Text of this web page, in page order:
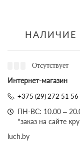
НАЛИЧИЕ
Отсутствует
Интернет-магазин
+375 (29) 272 51 56
ПН-ВС: 10.00 –
*заказ на сайте
luch.by